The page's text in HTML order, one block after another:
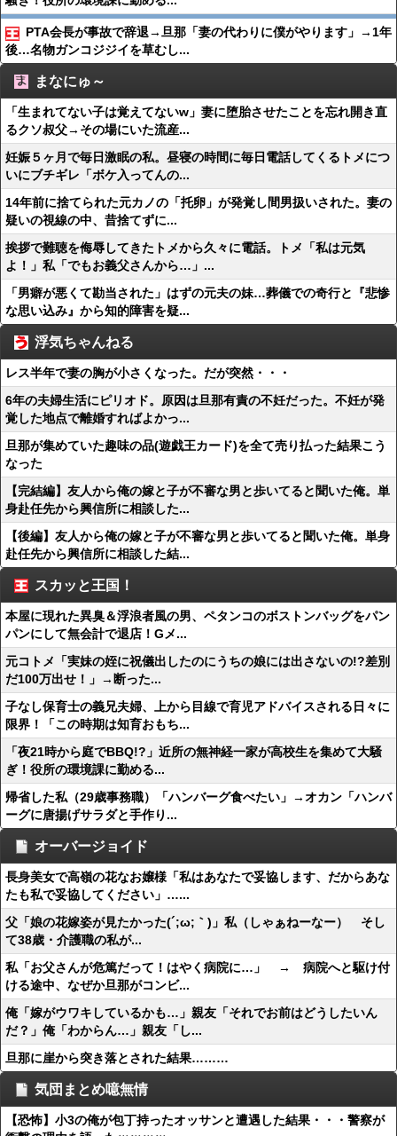
PTA会長が事故で辞退→旦那「妻の代わりに僕がやります」→1年
後…名物ガンコジジイを草むし...
まなにゅ～
「生まれてない子は覚えてないw」妻に堕胎させたことを忘れ開き直
るクソ叔父→その場にいた流産...
妊娠５ヶ月で毎日激眠の私。昼寝の時間に毎日電話してくるトメにつ
いにブチギレ「ボケ入ってんの...
14年前に捨てられた元カノの「托卵」が発覚し間男扱いされた。妻の
疑いの視線の中、昔捨てずに...
挨拶で難聴を侮辱してきたトメから久々に電話。トメ「私は元気
よ！」私「でもお義父さんから…」...
「男癖が悪くて勘当された」はずの元夫の妹…葬儀での奇行と『悲惨
な思い込み』から知的障害を疑...
浮気ちゃんねる
レス半年で妻の胸が小さくなった。だが突然・・・
6年の夫婦生活にピリオド。原因は旦那有責の不妊だった。不妊が発
覚した地点で離婚すればよかっ...
旦那が集めていた趣味の品(遊戯王カード)を全て売り払った結果こう
なった
【完結編】友人から俺の嫁と子が不審な男と歩いてると聞いた俺。単
身赴任先から興信所に相談した...
【後編】友人から俺の嫁と子が不審な男と歩いてると聞いた俺。単身
赴任先から興信所に相談した結...
スカッと王国！
本屋に現れた異臭＆浮浪者風の男、ペタンコのボストンバッグをパン
パンにして無会計で退店！Gメ...
元コトメ「実妹の姪に祝儀出したのにうちの娘には出さないの!?差別
だ100万出せ！」→断った...
子なし保育士の義兄夫婦、上から目線で育児アドバイスされる日々に
限界！「この時期は知育おもち...
「夜21時から庭でBBQ!?」近所の無神経一家が高校生を集めて大騒
ぎ！役所の環境課に勤める...
帰省した私（29歳事務職）「ハンバーグ食べたい」→オカン「ハンバ
ーグに唐揚げサラダと手作り...
オーバージョイド
長身美女で高嶺の花なお嬢様「私はあなたで妥協します、だからあな
たも私で妥協してください」…...
父「娘の花嫁姿が見たかった(´;ω;｀)」私（しゃぁねーなー） そし
て38歳・介護職の私が...
私「お父さんが危篤だって！はやく病院に…」 → 病院へと駆け付
ける途中、なぜか旦那がコンビ...
俺「嫁がウワキしているかも…」親友「それでお前はどうしたいん
だ？」俺「わからん…」親友「し...
旦那に崖から突き落とされた結果………
気団まとめ噫無情
【恐怖】小3の俺が包丁持ったオッサンと遭遇した結果・・・警察が